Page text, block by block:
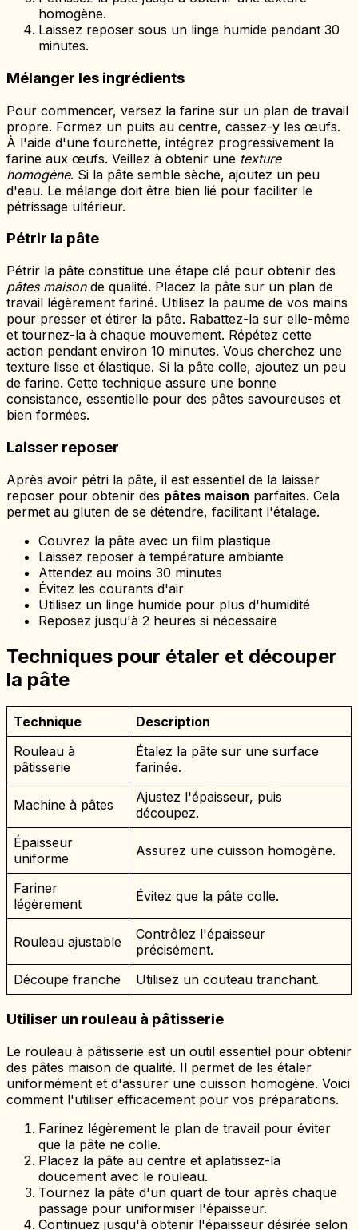
homogène.
Laissez reposer sous un linge humide pendant 30
minutes.
Mélanger les ingrédients
Pour commencer, versez la farine sur un plan de travail
propre. Formez un puits au centre, cassez-y les œufs.
À l'aide d'une fourchette, intégrez progressivement la
farine aux œufs. Veillez à obtenir une texture
homogène. Si la pâte semble sèche, ajoutez un peu
d'eau. Le mélange doit être bien lié pour faciliter le
pétrissage ultérieur.
Pétrir la pâte
Pétrir la pâte constitue une étape clé pour obtenir des
pâtes maisonde qualité. Placez la pâte sur un plan de
travail légèrement fariné. Utilisez la paume de vos mains
pour presser et étirer la pâte. Rabattez-la sur elle-même
et tournez-la à chaque mouvement. Répétez cette
action pendant environ 10 minutes. Vous cherchez une
texture lisse et élastique. Si la pâte colle, ajoutez un peu
de farine. Cette technique assure une bonne
consistance, essentielle pour des pâtes savoureuses et
bien formées.
Laisser reposer
Après avoir pétri la pâte, il est essentiel de la laisser
reposer pour obtenir des pâtes maison parfaites. Cela
permet au gluten de se détendre, facilitant l'étalage.
Couvrez la pâte avec un film plastique
Laissez reposer à température ambiante
Attendez au moins 30 minutes
Évitez les courants d'air
Utilisez un linge humide pour plus d'humidité
Reposez jusqu'à 2 heures si nécessaire
Techniques pour étaler et découper
la pâte
Technique
Description
Rouleau à
pâtisserie
Étalez la pâte sur une surface
farinée.
Machine à pâtes
Ajustez l'épaisseur, puis
découpez.
Épaisseur
uniforme
Assurez une cuisson homogène.
Fariner
légèrement
Évitez que la pâte colle.
Rouleau ajustable
Contrôlez l'épaisseur
précisément.
Découpe franche
Utilisez un couteau tranchant.
Utiliser un rouleau à pâtisserie
Le rouleau à pâtisserie est un outil essentiel pour obtenir
des pâtes maison de qualité. Il permet de les étaler
uniformément et d'assurer une cuisson homogène. Voici
comment l'utiliser efficacement pour vos préparations.
Farinez légèrement le plan de travail pour éviter
que la pâte ne colle.
Placez la pâte au centre et aplatissez-la
doucement avec le rouleau.
Tournez la pâte d'un quart de tour après chaque
passage pour uniformiser l'épaisseur.
Continuez jusqu'à obtenir l'épaisseur désirée selon